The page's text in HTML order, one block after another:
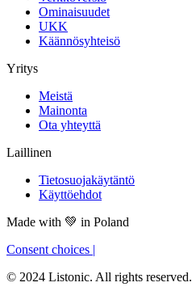
Ominaisuudet
UKK
Käännösyhteisö
Yritys
Meistä
Mainonta
Ota yhteyttä
Laillinen
Tietosuojakäytäntö
Käyttöehdot
Made with 💚 in Poland
Consent choices |
© 2024 Listonic. All rights reserved.